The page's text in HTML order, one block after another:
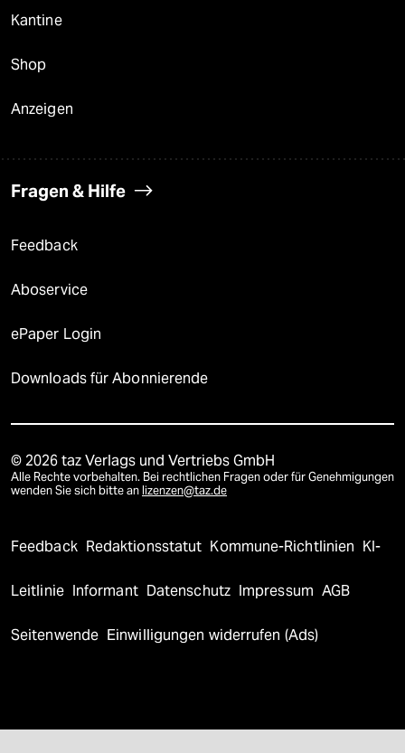
Kantine
Shop
Anzeigen
Fragen & Hilfe
Feedback
Aboservice
ePaper Login
Downloads für Abonnierende
© 2026 taz Verlags und Vertriebs GmbH
Alle Rechte vorbehalten. Bei rechtlichen Fragen oder für Genehmigungen
wenden Sie sich bitte an lizenzen@taz.de
Feedback Redaktionsstatut Kommune-Richtlinien KI-
Leitlinie Informant Datenschutz Impressum AGB
Seitenwende Einwilligungen widerrufen (Ads)